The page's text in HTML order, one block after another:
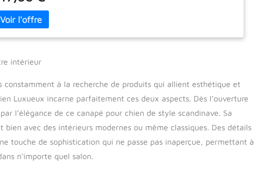
petite et moyenne taille, jusqu'en 2021 fabriqué sur commande
Canapé chien sera un magnifique décoration dans votre
Votre chien adorera sa qualité supérieure.
intérieur
constamment à la recherche de produits qui allient esthétique et
Luxueux incarne parfaitement ces deux aspects. Dès l’ouverture
l’élégance de ce canapé pour chien de style scandinave. Sa
bien avec des intérieurs modernes ou même classiques. Des détails
touche de sophistication qui ne passe pas inaperçue, permettant à
n’importe quel salon.